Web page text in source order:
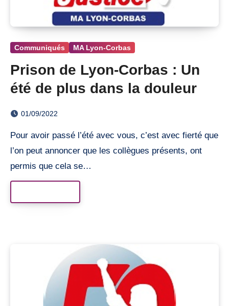
Communiqués MA Lyon-Corbas
Prison de Lyon-Corbas : Un
été de plus dans la douleur
01/09/2022
Pour avoir passé l’été avec vous, c’est avec fierté que
l’on peut annoncer que les collègues présents, ont
permis que cela se…